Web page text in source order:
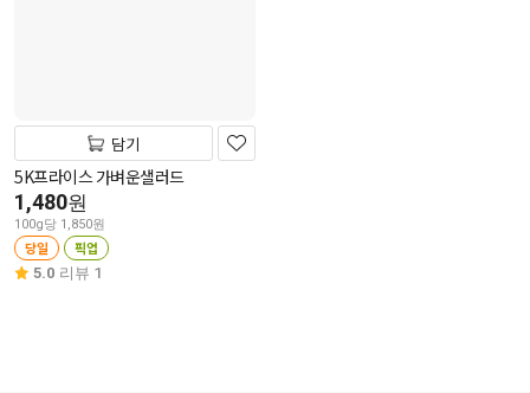
담기
5K프라이스 가벼운샐러드
1,480원
100g당 1,850원
당일 픽업
5.0 리뷰 1